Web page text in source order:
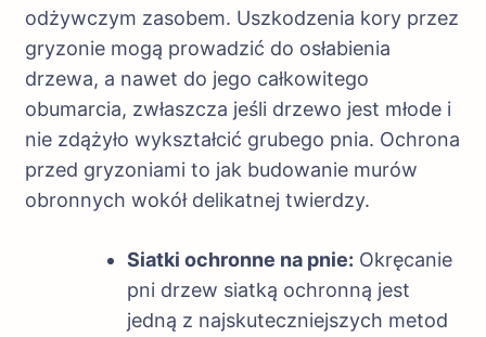
odżywczym zasobem. Uszkodzenia kory przez
gryzonie mogą prowadzić do osłabienia
drzewa, a nawet do jego całkowitego
obumarcia, zwłaszcza jeśli drzewo jest młode i
nie zdążyło wykształcić grubego pnia. Ochrona
przed gryzoniami to jak budowanie murów
obronnych wokół delikatnej twierdzy.
Siatki ochronne na pnie: Okręcanie
pni drzew siatką ochronną jest
jedną z najskuteczniejszych metod